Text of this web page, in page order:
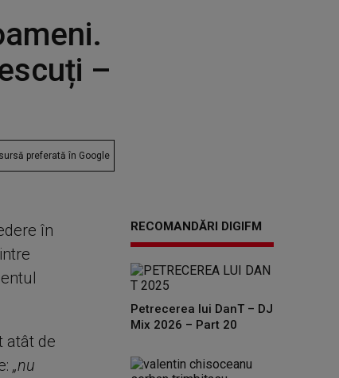
–
preferată în Google
în
atât de
„nu
RECOMANDĂRI DIGIFM
Petrecerea lui DanT – DJ
Mix 2026 – Part 20